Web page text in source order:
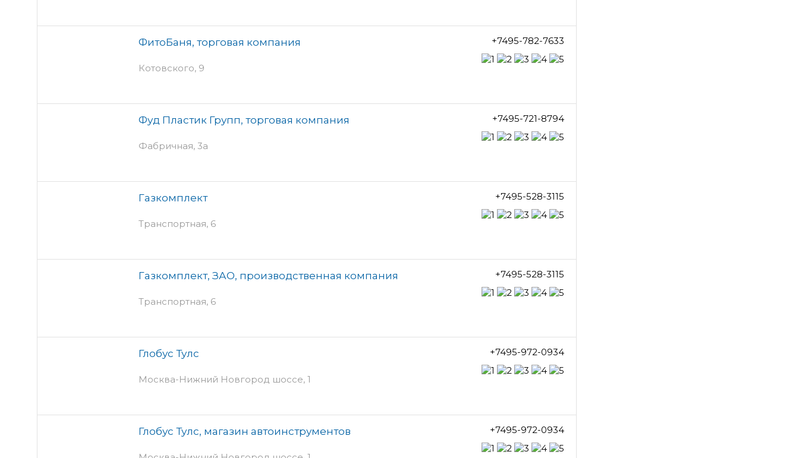
ФитоБаня, торговая компания
Котовского, 9
+7495-782-7633
Фуд Пластик Групп, торговая компания
Фабричная, 3а
+7495-721-8794
Газкомплект
Транспортная, 6
+7495-528-3115
Газкомплект, ЗАО, производственная компания
Транспортная, 6
+7495-528-3115
Глобус Тулс
Москва-Нижний Новгород шоссе, 1
+7495-972-0934
Глобус Тулс, магазин автоинструментов +7495-972-0934